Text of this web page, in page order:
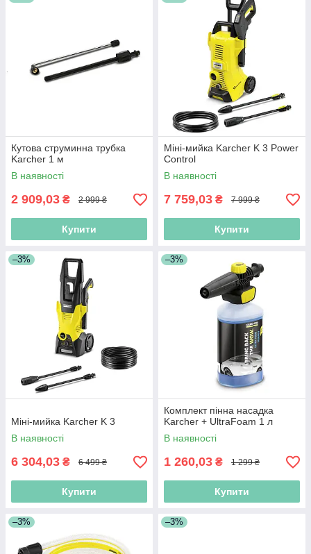
Кутова струминна трубка
Karcher 1 м
В наявності
2 909,03 ₴ 2 999 ₴
Купити
Міні-мийка Karcher K 3 Power
Control
В наявності
7 759,03 ₴ 7 999 ₴
Купити
–3%
Міні-мийка Karcher K 3
В наявності
6 304,03 ₴ 6 499 ₴
Купити
–3%
Комплект пінна насадка
Karcher + UltraFoam 1 л
В наявності
1 260,03 ₴ 1 299 ₴
Купити
–3% –3%